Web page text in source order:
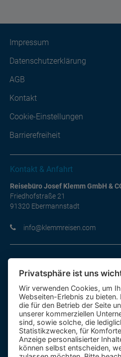
Impressum
Datenschutzerklärung
AGB
Kontakt
Cookie-Einstellungen
Barrierefreiheit
Kontakt & Anfahrt
Reisebüro Josef Klemm GmbH &
Friedhofstraße 21
91320 Ebermannstadt
moc.nesiermmelk@ofni
Gutscheine
Kontakt-Formular
Anfahrt
Mietbus
Reisebewertung
Reiseinformationen A – Z
Privatsphäre ist uns
Wir verwenden Cookies, um
Webseiten-Erlebnis zu bieten.
die für den Betrieb der Seite
unserer kommerziellen
sind, sowie solche, die
Statistikzwecken, für
Anzeige personalisierter
können selbst entscheiden,